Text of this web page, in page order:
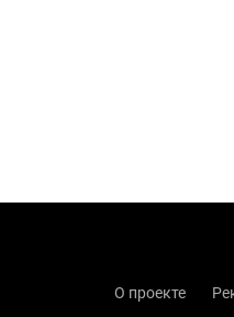
О проекте